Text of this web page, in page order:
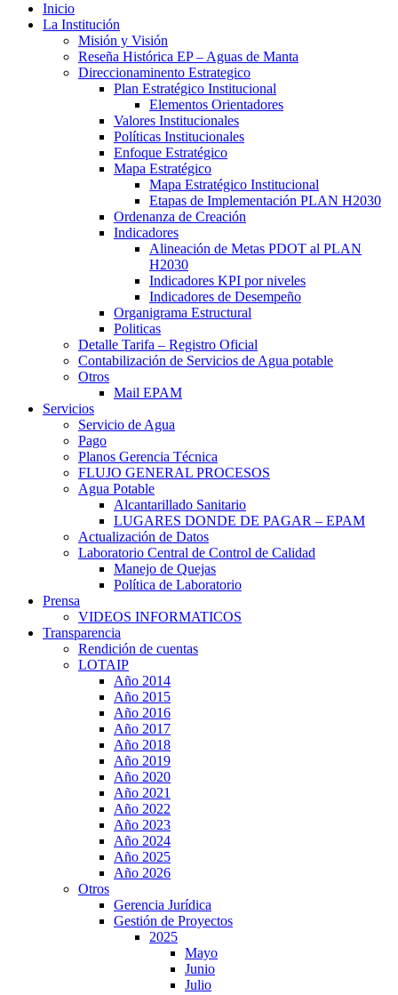
Inicio
La Institución
Misión y Visión
Reseña Histórica EP – Aguas de Manta
Direccionaminento Estrategico
Plan Estratégico Institucional
Elementos Orientadores
Valores Institucionales
Políticas Institucionales
Enfoque Estratégico
Mapa Estratégico
Mapa Estratégico Institucional
Etapas de Implementación PLAN H2030
Ordenanza de Creación
Indicadores
Alineación de Metas PDOT al PLAN
H2030
Indicadores KPI por niveles
Indicadores de Desempeño
Organigrama Estructural
Politicas
Detalle Tarifa – Registro Oficial
Contabilización de Servicios de Agua potable
Otros
Mail EPAM
Servicios
Servicio de Agua
Pago
Planos Gerencia Técnica
FLUJO GENERAL PROCESOS
Agua Potable
Alcantarillado Sanitario
LUGARES DONDE DE PAGAR – EPAM
Actualización de Datos
Laboratorio Central de Control de Calidad
Manejo de Quejas
Política de Laboratorio
Prensa
VIDEOS INFORMATICOS
Transparencia
Rendición de cuentas
LOTAIP
Año 2014
Año 2015
Año 2016
Año 2017
Año 2018
Año 2019
Año 2020
Año 2021
Año 2022
Año 2023
Año 2024
Año 2025
Año 2026
Otros
Gerencia Jurídica
Gestión de Proyectos
2025
Mayo
Junio
Julio